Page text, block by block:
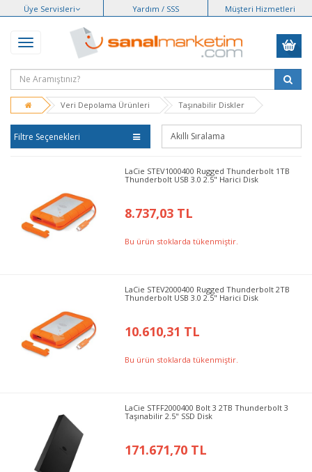
Üye Servisleri Yardım / SSS Müşteri Hizmetleri
Veri Depolama Ürünleri Taşınabilir Diskler
Filtre Seçenekleri
LaCie STEV1000400 Rugged Thunderbolt 1TB
Thunderbolt USB 3.0 2.5" Harici Disk
8.737,03 TL
Bu ürün stoklarda tükenmiştir.
LaCie STEV2000400 Rugged Thunderbolt 2TB
Thunderbolt USB 3.0 2.5" Harici Disk
10.610,31 TL
Bu ürün stoklarda tükenmiştir.
LaCie STFF2000400 Bolt 3 2TB Thunderbolt 3
Taşınabilir 2.5" SSD Disk
171.671,70 TL